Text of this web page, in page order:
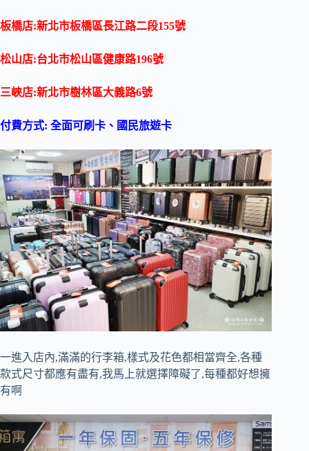
板橋店:新北市板橋區長江路二段155號
松山店:台北市松山區健康路196號
三峽店:新北市樹林區大義路6號
付費方式: 全面可刷卡、國民旅遊卡
一進入店內,滿滿的行李箱,樣式及花色都相當齊全,各種
款式尺寸都應有盡有,我馬上就選擇障礙了,每種都好想擁
有啊